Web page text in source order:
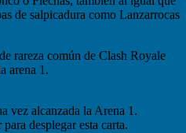
de salpicadura como Lanzarrocas
rareza común de Clash Royale
arena 1.
vez alcanzada la Arena 1.
desplegar esta carta.